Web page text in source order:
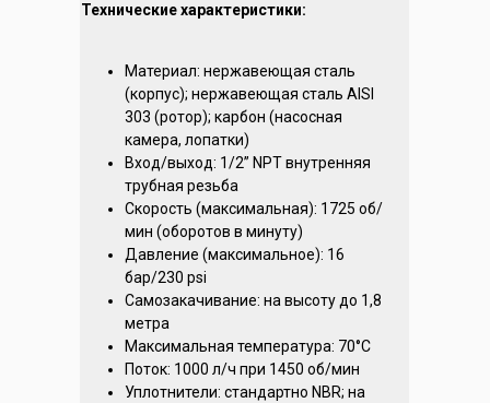
Технические характеристики:
Материал: нержавеющая сталь
(корпус); нержавеющая сталь AISI
303 (ротор); карбон (насосная
камера, лопатки)
Вход/выход: 1/2” NPT внутренняя
трубная резьба
Скорость (максимальная): 1725 об/
мин (оборотов в минуту)
Давление (максимальное): 16
бар/230 psi
Самозакачивание: на высоту до 1,8
метра
Максимальная температура: 70°C
Поток: 1000 л/ч при 1450 об/мин
Уплотнители: стандартно NBR; на